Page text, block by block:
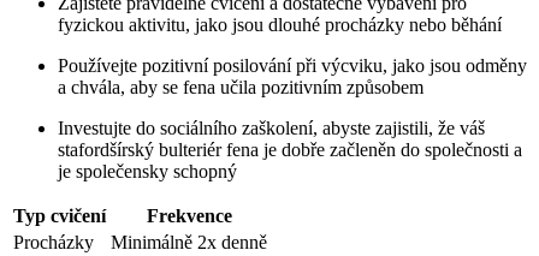
fyzickou aktivitu, jako jsou dlouhé procházky nebo běhání
Používejte pozitivní posilování při výcviku, jako jsou odměny
a chvála, aby se fena učila pozitivním způsobem
Investujte do sociálního zaškolení, abyste zajistili, že váš
stafordšírský bulteriér fena je dobře začleněn do společnosti a
je společensky schopný
Typ cvičení
Frekvence
Procházky
Minimálně 2x denně